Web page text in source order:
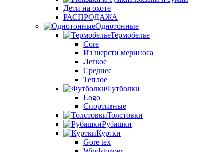
Дети на охоте
РАСПРОДАЖА
Однотонные
Термобелье
Core
Из шерсти мериноса
Легкое
Среднее
Теплое
Футболки
Logo
Спортивные
Толстовки
Рубашки
Куртки
Gore tex